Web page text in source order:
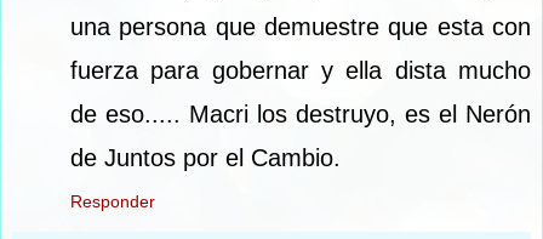
una persona que demuestre que esta con
fuerza para gobernar y ella dista mucho
de eso..... Macri los destruyo, es el Nerón
de Juntos por el Cambio.
Responder